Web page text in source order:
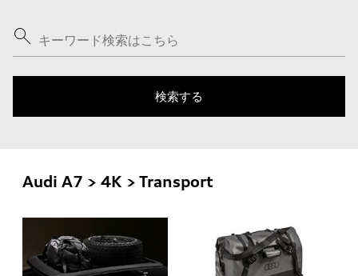
Audi A7 > 4K > Transport